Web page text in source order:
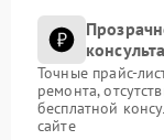
Точные прайс-
ремонта,
бесплатной
сайте